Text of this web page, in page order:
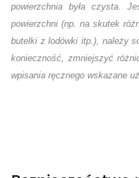
powierzchnia była czysta.
powierzchni (np. na skutek
butelki z lodówki itp.), należy
konieczność, zmniejszyć
wpisania ręcznego wskazane